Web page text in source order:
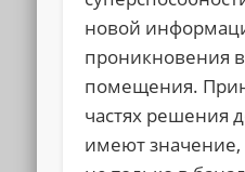
новой
проникновения
помещения.
частях решения
имеют значение,